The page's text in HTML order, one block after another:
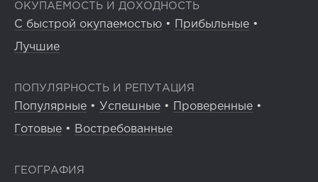
ОКУПАЕМОСТЬ И ДОХОДНОСТЬ
С быстрой окупаемостью • Прибыльные •
Лучшие
ПОПУЛЯРНОСТЬ И РЕПУТАЦИЯ
Популярные • Успешные • Проверенные •
Готовые • Востребованные
ГЕОГРАФИЯ